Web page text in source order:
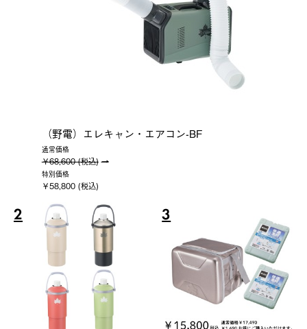
（野電）エレキャン・エアコン-BF
通常価格
￥68,600 (税込)
特別価格
￥58,800 (税込)
2 3